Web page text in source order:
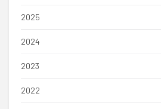
2025
2024
2023
2022